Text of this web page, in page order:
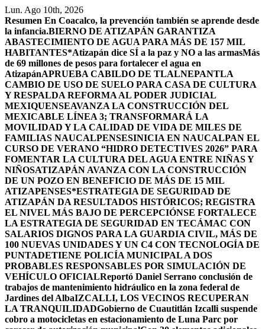
Saltar
al
contenido
Lun. Ago 10th, 2026
Resumen En Coacalco, la prevención también se aprende desde
la infancia.BIERNO DE ATIZAPÁN GARANTIZA
ABASTECIMIENTO DE AGUA PARA MÁS DE 157 MIL
HABITANTES*Atizapán dice SÍ a la paz y NO a las armasMás
de 69 millones de pesos para fortalecer el agua en
AtizapánAPRUEBA CABILDO DE TLALNEPANTLA
CAMBIO DE USO DE SUELO PARA CASA DE CULTURA
Y RESPALDA REFORMA AL PODER JUDICIAL
MEXIQUENSEAVANZA LA CONSTRUCCIÓN DEL
MEXICABLE LÍNEA 3; TRANSFORMARÁ LA
MOVILIDAD Y LA CALIDAD DE VIDA DE MILES DE
FAMILIAS NAUCALPENSESINICIA EN NAUCALPAN EL
CURSO DE VERANO “HIDRO DETECTIVES 2026” PARA
FOMENTAR LA CULTURA DEL AGUA ENTRE NIÑAS Y
NIÑOSATIZAPÁN AVANZA CON LA CONSTRUCCIÓN
DE UN POZO EN BENEFICIO DE MÁS DE 15 MIL
ATIZAPENSES*ESTRATEGIA DE SEGURIDAD DE
ATIZAPÁN DA RESULTADOS HISTÓRICOS; REGISTRA
EL NIVEL MÁS BAJO DE PERCEPCIÓNSE FORTALECE
LA ESTRATEGIA DE SEGURIDAD EN TECÁMAC CON
SALARIOS DIGNOS PARA LA GUARDIA CIVIL, MÁS DE
100 NUEVAS UNIDADES Y UN C4 CON TECNOLOGÍA DE
PUNTADETIENE POLICÍA MUNICIPAL A DOS
PROBABLES RESPONSABLES POR SIMULACIÓN DE
VEHÍCULO OFICIALReportó Daniel Serrano conclusión de
trabajos de mantenimiento hidráulico en la zona federal de
Jardines del AlbaIZCALLI, LOS VECINOS RECUPERAN
LA TRANQUILIDADGobierno de Cuautitlán Izcalli suspende
cobro a motocicletas en estacionamiento de Luna Parc por